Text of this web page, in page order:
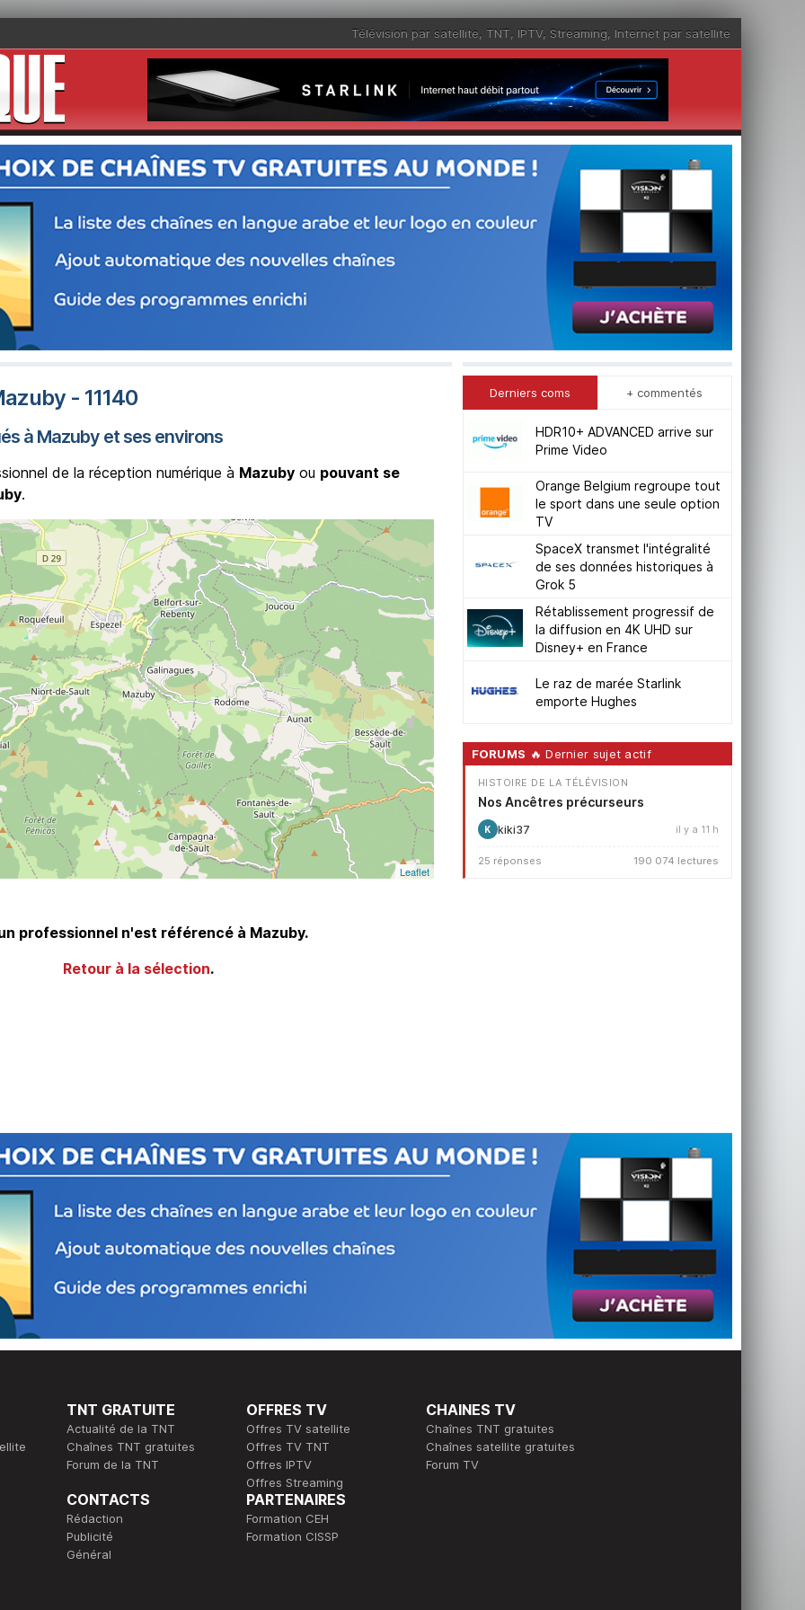
Télévision par satellite, TNT, IPTV, Streaming, Internet par satellite
- 11140
à Mazuby et ses environs
de la réception numérique à Mazubyou pouvant se
.
Leaflet
professionnel n'est référencé à Mazuby.
Retour à la sélection.
Derniers coms + commentés
HDR10+ ADVANCED arrive sur
Prime Video
Orange Belgium regroupe tout
le sport dans une seule option
TV
SpaceX transmet l'intégralité
de ses données historiques à
Grok 5
Rétablissement progressif de
la diffusion en 4K UHD sur
Disney+ en France
Le raz de marée Starlink
emporte Hughes
FORUMS 🔥 Dernier sujet actif
HISTOIRE DE LA TÉLÉVISION
Nos Ancêtres précurseurs
K kiki37 il y a 11 h
25 réponses 190 074 lectures
TNT GRATUITE
Actualité de la TNT
Chaînes TNT gratuites
Forum de la TNT
OFFRES TV
Offres TV satellite
Offres TV TNT
Offres IPTV
Offres Streaming
CHAINES TV
Chaînes TNT gratuites
Chaînes satellite gratuites
Forum TV
CONTACTS
Rédaction
Publicité
Général
PARTENAIRES
Formation CEH
Formation CISSP